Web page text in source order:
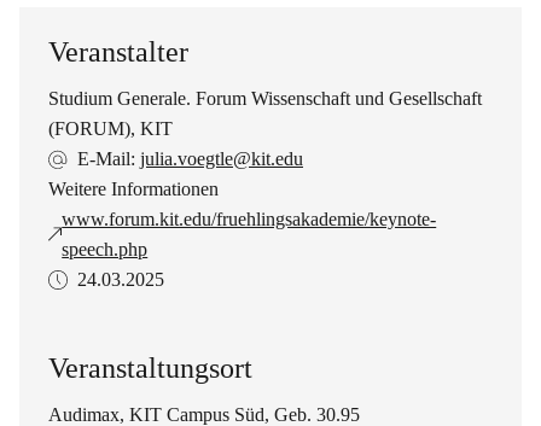
Veranstalter
Studium Generale. Forum Wissenschaft und Gesellschaft
(FORUM), KIT
E-Mail: julia.voegtle@kit.edu
Weitere Informationen
www.forum.kit.edu/fruehlingsakademie/keynote-
speech.php
24.03.2025
Veranstaltungsort
Audimax, KIT Campus Süd, Geb. 30.95